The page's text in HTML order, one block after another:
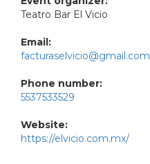
Teatro Bar El Vicio
Email:
facturaselvicio@gmail.com
Phone number:
5537533529
Website:
https://elvicio.com.mx/